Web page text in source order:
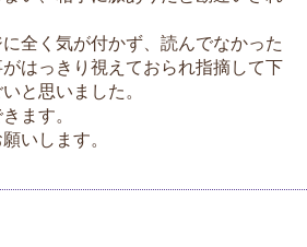
全く気が付かず、読んでなかった
はっきり視えておられ指摘して下
と思いました。
ます。
いします。